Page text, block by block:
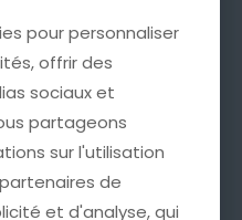
d’un nœud doré
pouvons inscrire un
caractères max).
pour personnaliser
offrir des
sociaux et
partageons
sur l'utilisation
de
et d'analyse, qui
pour personnaliser
offrir des
sociaux et
partageons
sur l'utilisation
de
et d'analyse, qui